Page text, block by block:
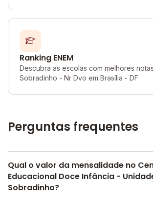
Ranking ENEM
Descubra as escolas com melhores
Sobradinho - Nr Dvo em Brasília - DF
Perguntas frequentes
Qual o valor da mensalidade no
Educacional Doce Infância -
Sobradinho?